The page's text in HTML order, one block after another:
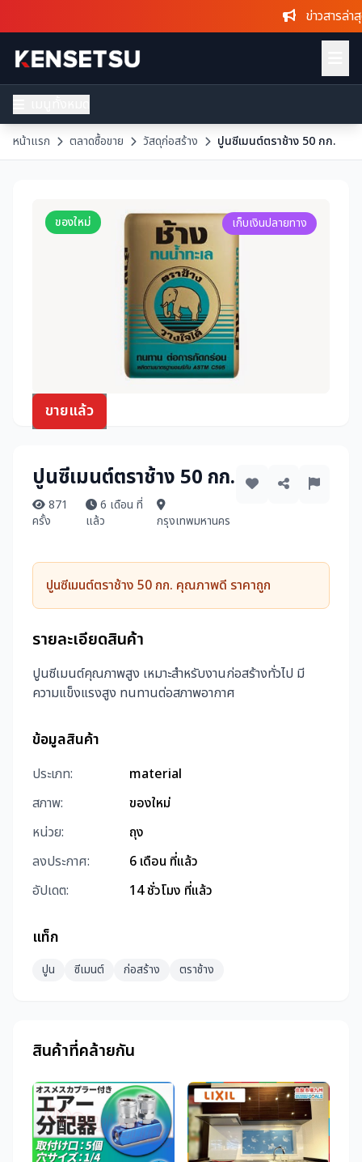
ข่าวสารล่าสุด:
หน้าแรก ตลาดซื้อขาย วัสดุก่อสร้าง ปูนซีเมนต์ตราช้าง 50 กก.
ขายแล้ว
ของใหม่ เก็บเงินปลายทาง
ปูนซีเมนต์ตราช้าง 50 กก.
871
ครั้ง
6 เดือน ที่
แล้ว
กรุงเทพมหานคร
ปูนซีเมนต์ตราช้าง 50 กก. คุณภาพดี ราคาถูก
รายละเอียดสินค้า
ปูนซีเมนต์คุณภาพสูง เหมาะสำหรับงานก่อสร้างทั่วไป มี
ความแข็งแรงสูง ทนทานต่อสภาพอากาศ
ข้อมูลสินค้า
ประเภท:
material
สภาพ:
ของใหม่
หน่วย:
ถุง
ลงประกาศ:
6 เดือน ที่แล้ว
อัปเดต:
14 ชั่วโมง ที่แล้ว
แท็ก
ปูน ซีเมนต์ ก่อสร้าง ตราช้าง
สินค้าที่คล้ายกัน